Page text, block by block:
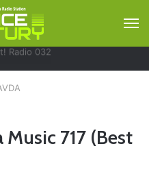
Music 717 (Best